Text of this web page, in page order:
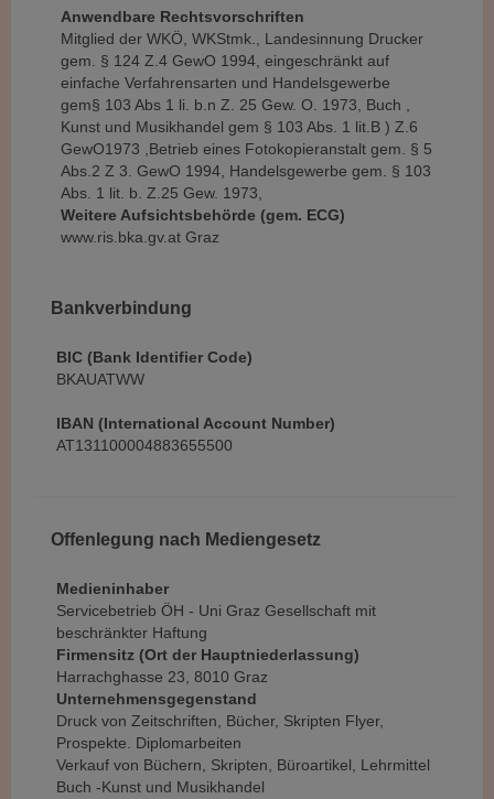
Anwendbare Rechtsvorschriften
Mitglied der WKÖ, WKStmk., Landesinnung Drucker
gem. § 124 Z.4 GewO 1994, eingeschränkt auf
einfache Verfahrensarten und Handelsgewerbe
gem§ 103 Abs 1 li. b.n Z. 25 Gew. O. 1973, Buch ,
Kunst und Musikhandel gem § 103 Abs. 1 lit.B ) Z.6
GewO1973 ,Betrieb eines Fotokopieranstalt gem. § 5
Abs.2 Z 3. GewO 1994, Handelsgewerbe gem. § 103
Abs. 1 lit. b. Z.25 Gew. 1973,
Weitere Aufsichtsbehörde (gem. ECG)
www.ris.bka.gv.at Graz
Bankverbindung
BIC (Bank Identifier Code)
BKAUATWW
IBAN (International Account Number)
AT131100004883655500
Offenlegung nach Mediengesetz
Medieninhaber
Servicebetrieb ÖH - Uni Graz Gesellschaft mit
beschränkter Haftung
Firmensitz (Ort der Hauptniederlassung)
Harrachghasse 23, 8010 Graz
Unternehmensgegenstand
Druck von Zeitschriften, Bücher, Skripten Flyer,
Prospekte. Diplomarbeiten
Verkauf von Büchern, Skripten, Büroartikel, Lehrmittel
Buch -Kunst und Musikhandel